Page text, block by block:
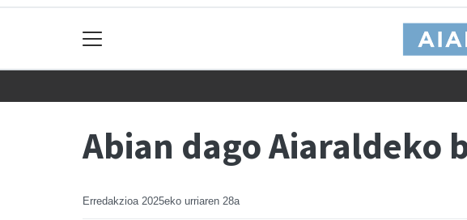
Abian dago Aiaraldeko
Erredakzioa 2025eko urriaren 28a